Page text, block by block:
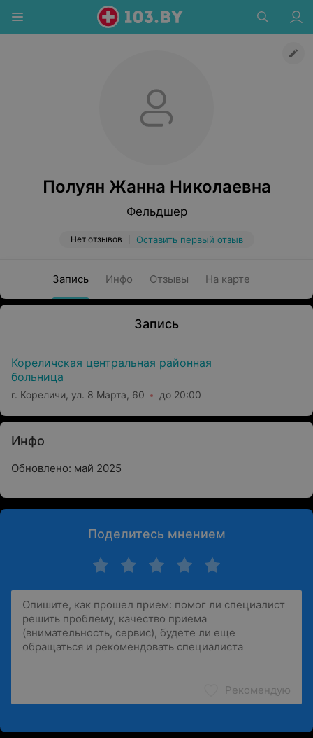
Полуян Жанна Николаевна
Фельдшер
Нет отзывов Оставить первый отзыв
Запись Инфо Отзывы На карте
Запись
Кореличская центральная районная
больница
г. Кореличи, ул. 8 Марта, 60 до 20:00
Инфо
Обновлено: май 2025
Поделитесь мнением
Рекомендую